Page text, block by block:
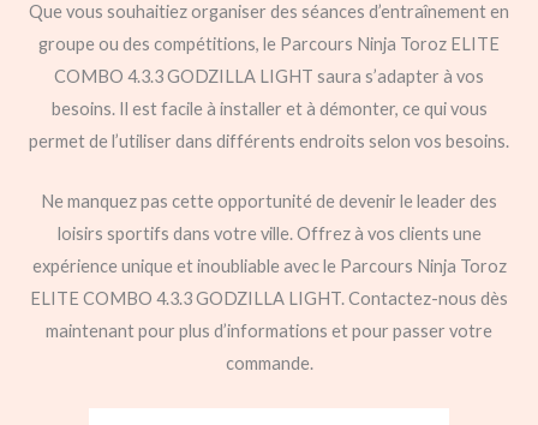
Que vous souhaitiez organiser des séances d’entraînement en
groupe ou des compétitions, le Parcours Ninja Toroz ELITE
COMBO 4.3.3 GODZILLA LIGHT saura s’adapter à vos
besoins. Il est facile à installer et à démonter, ce qui vous
permet de l’utiliser dans différents endroits selon vos besoins.
Ne manquez pas cette opportunité de devenir le leader des
loisirs sportifs dans votre ville. Offrez à vos clients une
expérience unique et inoubliable avec le Parcours Ninja Toroz
ELITE COMBO 4.3.3 GODZILLA LIGHT. Contactez-nous dès
maintenant pour plus d’informations et pour passer votre
commande.